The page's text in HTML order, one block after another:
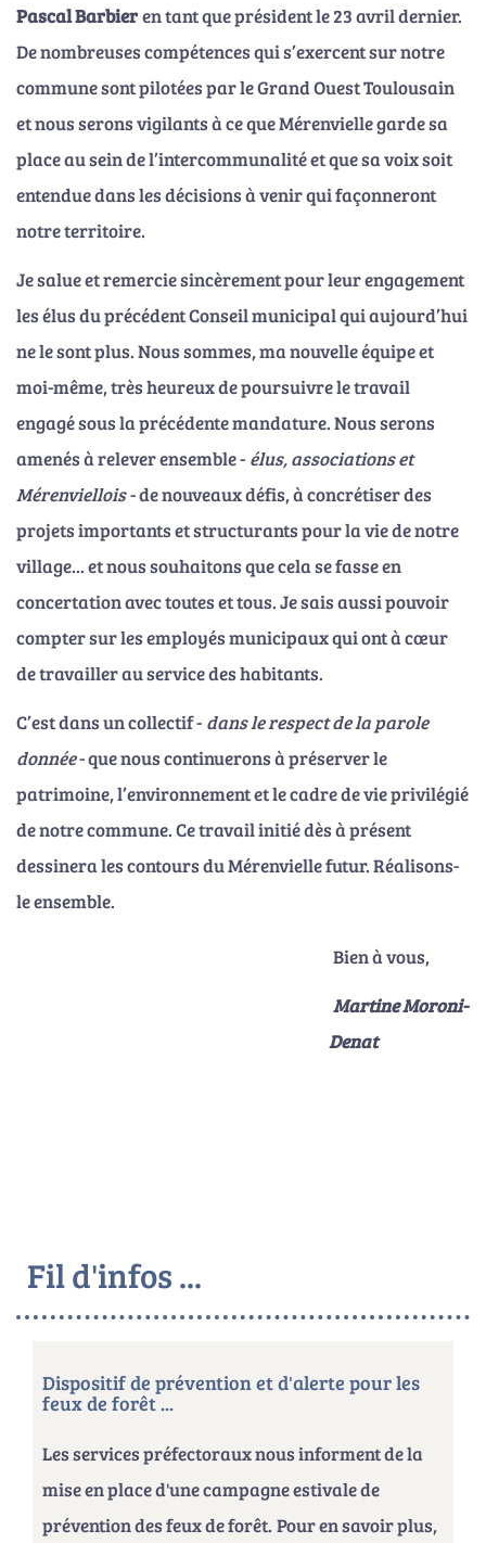
Pascal Barbieren tant que président le 23 avril dernier.
De nombreuses compétences qui s’exercent sur notre
commune sont pilotées par le Grand Ouest Toulousain
et nous serons vigilants à ce que Mérenvielle garde sa
place au sein de l’intercommunalité et que sa voix soit
entendue dans les décisions à venir qui façonneront
notre territoire.
Je salue et remercie sincèrement pour leur engagement
les élus du précédent Conseil municipal qui aujourd’hui
ne le sont plus. Nous sommes, ma nouvelle équipe et
moi-même, très heureux de poursuivre le travail
engagé sous la précédente mandature. Nous serons
amenés à relever ensemble - élus, associations et
Mérenviellois- de nouveaux défis, à concrétiser des
projets importants et structurants pour la vie de notre
village... et nous souhaitons que cela se fasse en
concertation avec toutes et tous. Je sais aussi pouvoir
compter sur les employés municipaux qui ont à cœur
de travailler au service des habitants.
C’est dans un collectif - dans le respect de la parole
donnée- que nous continuerons à préserver le
patrimoine, l’environnement et le cadre de vie privilégié
de notre commune. Ce travail initié dès à présent
dessinera les contours du Mérenvielle futur. Réalisons-
le ensemble.
Bien à vous,
Martine Moroni-
Denat
Fil d'infos ...
Dispositif de prévention et d'alerte pour les
feux de forêt ...
Les services préfectoraux nous informent de la
mise en place d'une campagne estivale de
prévention des feux de forêt. Pour en savoir plus,